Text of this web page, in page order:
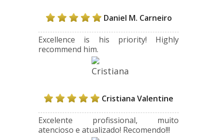
Daniel M. Carneiro
Excellence is his priority! Highly
recommend him.
Cristiana Valentine
Excelente profissional, muito
atencioso e atualizado! Recomendo!!!